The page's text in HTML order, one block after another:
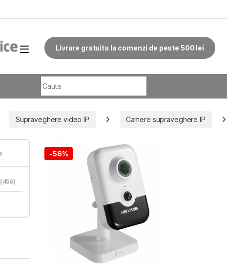
Livrare gratuita la comenzi de peste 500 lei
Supraveghere video IP Camere supraveghere IP
-56%
(456)